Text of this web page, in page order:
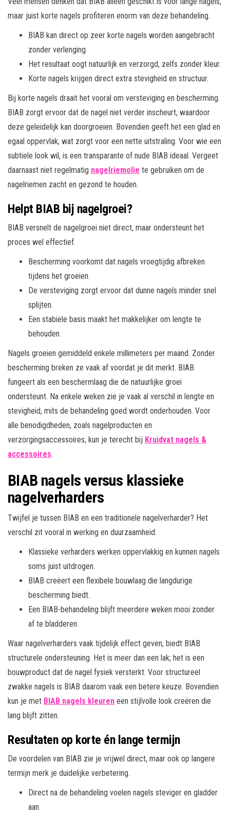
maar juist korte nagels profiteren enorm van deze behandeling.
BIAB kan direct op zeer korte nagels worden aangebracht
zonder verlenging.
Het resultaat oogt natuurlijk en verzorgd, zelfs zonder kleur.
Korte nagels krijgen direct extra stevigheid en structuur.
Bij korte nagels draait het vooral om versteviging en bescherming.
BIAB zorgt ervoor dat de nagel niet verder inscheurt, waardoor
deze geleidelijk kan doorgroeien. Bovendien geeft het een glad en
egaal oppervlak, wat zorgt voor een nette uitstraling. Voor wie een
subtiele look wil, is een transparante of nude BIAB ideaal. Vergeet
daarnaast niet regelmatig nagelriemolie te gebruiken om de
nagelriemen zacht en gezond te houden.
Helpt BIAB bij nagelgroei?
BIAB versnelt de nagelgroei niet direct, maar ondersteunt het
proces wel effectief.
Bescherming voorkomt dat nagels vroegtijdig afbreken
tijdens het groeien.
De versteviging zorgt ervoor dat dunne nagels minder snel
splijten.
Een stabiele basis maakt het makkelijker om lengte te
behouden.
Nagels groeien gemiddeld enkele millimeters per maand. Zonder
bescherming breken ze vaak af voordat je dit merkt. BIAB
fungeert als een beschermlaag die de natuurlijke groei
ondersteunt. Na enkele weken zie je vaak al verschil in lengte en
stevigheid, mits de behandeling goed wordt onderhouden. Voor
alle benodigdheden, zoals nagelproducten en
verzorgingsaccessoires, kun je terecht bij Kruidvat nagels &
accessoires.
BIAB nagels versus klassieke
nagelverharders
Twijfel je tussen BIAB en een traditionele nagelverharder? Het
verschil zit vooral in werking en duurzaamheid.
Klassieke verharders werken oppervlakkig en kunnen nagels
soms juist uitdrogen.
BIAB creëert een flexibele bouwlaag die langdurige
bescherming biedt.
Een BIAB-behandeling blijft meerdere weken mooi zonder
af te bladderen.
Waar nagelverharders vaak tijdelijk effect geven, biedt BIAB
structurele ondersteuning. Het is meer dan een lak; het is een
bouwproduct dat de nagel fysiek versterkt. Voor structureel
zwakke nagels is BIAB daarom vaak een betere keuze. Bovendien
kun je met BIAB nagels kleuren een stijlvolle look creëren die
lang blijft zitten.
Resultaten op korte én lange termijn
De voordelen van BIAB zie je vrijwel direct, maar ook op langere
termijn merk je duidelijke verbetering.
Direct na de behandeling voelen nagels steviger en gladder
aan.